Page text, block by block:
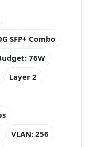
SFP+ Combo
76W
Layer 2
VLAN: 256